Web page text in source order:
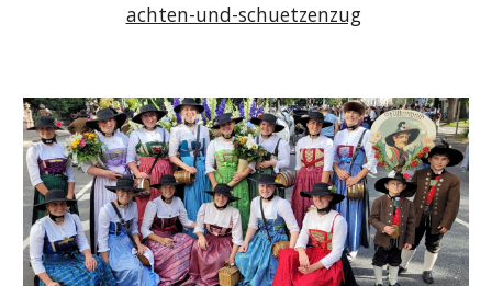
achten-und-schuetzenzug